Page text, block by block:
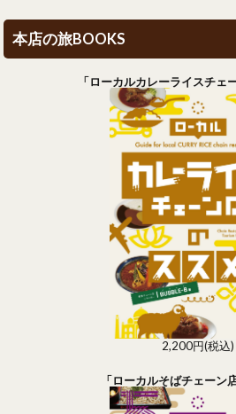
本店の旅BOOKS
「ローカルカレーライスチェ
2,200円(税込)
「ローカルそばチェーン